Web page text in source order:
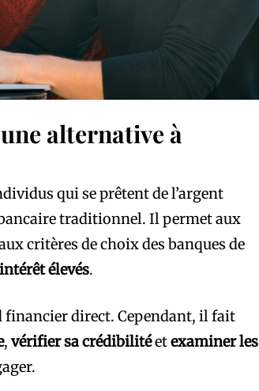
alternative à
qui se prêtent de l’argent
traditionnel. Il permet aux
critères de choix des banques de
élevés.
financier direct. Cependant, il fait
, vérifier sa crédibilitéetexaminer les